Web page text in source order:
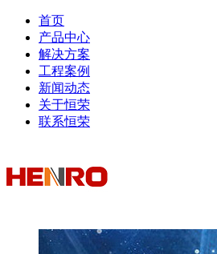
首页
产品中心
解决方案
工程案例
新闻动态
关于恒荣
联系恒荣